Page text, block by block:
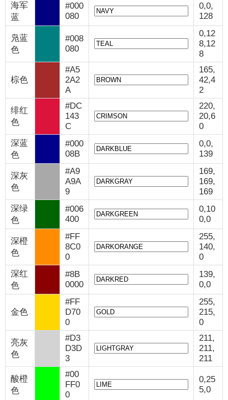
海军
蓝
#000
080
0,0,
128
凫蓝
色
#008
080
0,12
8,12
8
棕色
#A5
2A2
A
165,
42,4
2
绯红
色
#DC
143
C
220,
20,6
0
深蓝
色
#000
08B
0,0,
139
深灰
色
#A9
A9A
9
169,
169,
169
深绿
色
#006
400
0,10
0,0
深橙
色
#FF
8C0
0
255,
140,
0
深红
色
#8B
0000
139,
0,0
金色
#FF
D70
0
255,
215,
0
亮灰
色
#D3
D3D
3
211,
211,
211
酸橙
色
#00
FF0
0
0,25
5,0